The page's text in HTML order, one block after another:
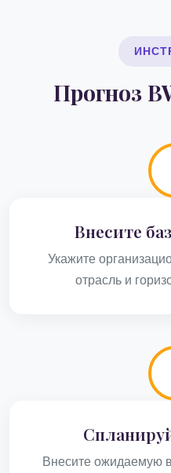
Прогноз
Внесите
Укажите
отрасль и
Внесите ожидаемую